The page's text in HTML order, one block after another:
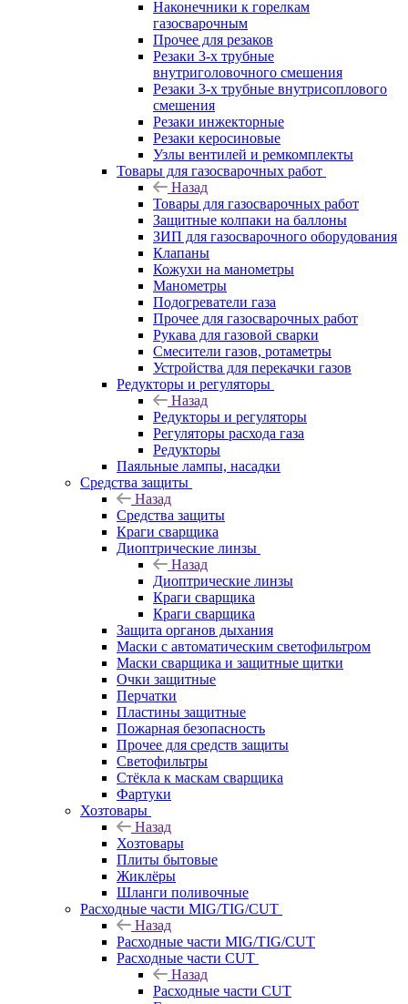
Наконечники к горелкам
газосварочным
Прочее для резаков
Резаки 3-х трубные
внутриголовочного смешения
Резаки 3-х трубные внутрисоплового
смешения
Резаки инжекторные
Резаки керосиновые
Узлы вентилей и ремкомплекты
Товары для газосварочных работ
Назад
Товары для газосварочных работ
Защитные колпаки на баллоны
ЗИП для газосварочного оборудования
Клапаны
Кожухи на манометры
Манометры
Подогреватели газа
Прочее для газосварочных работ
Рукава для газовой сварки
Смесители газов, ротаметры
Устройства для перекачки газов
Редукторы и регуляторы
Назад
Редукторы и регуляторы
Регуляторы расхода газа
Редукторы
Паяльные лампы, насадки
Средства защиты
Назад
Средства защиты
Краги сварщика
Диоптрические линзы
Назад
Диоптрические линзы
Краги сварщика
Краги сварщика
Защита органов дыхания
Маски с автоматическим светофильтром
Маски сварщика и защитные щитки
Очки защитные
Перчатки
Пластины защитные
Пожарная безопасность
Прочее для средств защиты
Светофильтры
Стёкла к маскам сварщика
Фартуки
Хозтовары
Назад
Хозтовары
Плиты бытовые
Жиклёры
Шланги поливочные
Расходные части MIG/TIG/CUT
Назад
Расходные части MIG/TIG/CUT
Расходные части CUT
Назад
Расходные части CUT